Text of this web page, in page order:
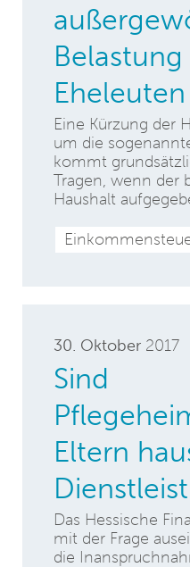
Belastung
Eheleuten
Eine Kürzung der
um die
kommt
Tragen, wenn der
Haushalt
30. Oktober 2017
Sind
Eltern
Das Hessische
mit der Frage
die